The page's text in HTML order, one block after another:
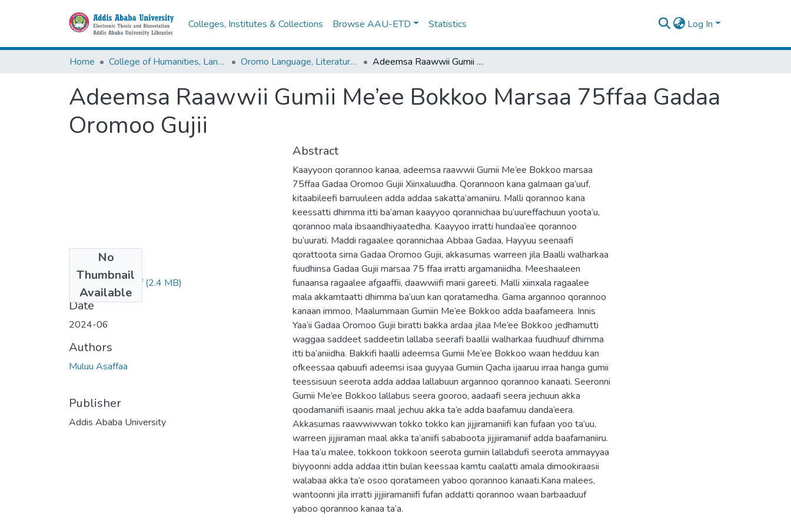
Colleges, Institutes & Collections Browse AAU-ETD Statistics Log In
Home College of Humanities, Language Studies, Journalism & Communication Oromo Language, Literature and Folklore Adeemsa Raawwii Gumii Me’ee Bokkoo Marsaa 75ffaa Gadaa Oromoo Gujii
Adeemsa Raawwii Gumii Me’ee Bokkoo Marsaa 75ffaa Gadaa
Oromoo Gujii
No
Thumbnail
Available
Muluu Asaffaa.pdf(2.4 MB)
Date
2024-06
Authors
Muluu Asaffaa
Publisher
Addis Ababa University
Abstract
Kaayyoon qorannoo kanaa, adeemsa raawwii Gumii Me’ee Bokkoo marsaa
75ffaa Gadaa Oromoo Gujii Xiinxaluudha. Qorannoon kana galmaan ga’uuf,
kitaabileefi barruuleen adda addaa sakatta’amaniiru. Malli qorannoo kana
keessatti dhimma itti ba’aman kaayyoo qorannichaa bu’uureffachuun yoota’u,
qorannoo mala ibsaandhiyaatedha. Kaayyoo irratti hundaa’ee qorannoo
bu’uurati. Maddi ragaalee qorannichaa Abbaa Gadaa, Hayyuu seenaafi
qorattoota sirna Gadaa Oromoo Gujii, akkasumas warreen jila Baalli walharkaa
fuudhinsa Gadaa Gujii marsaa 75 ffaa irratti argamaniidha. Meeshaaleen
funaansa ragaalee afgaaffii, daawwiifi marii gareeti. Malli xiinxala ragaalee
mala akkamtaatti dhimma ba’uun kan qoratamedha. Gama argannoo qorannoo
kanaan immoo, Maalummaan Gumiin Me’ee Bokkoo adda baafameera. Innis
Yaa’ii Gadaa Oromoo Gujii biratti bakka ardaa jilaa Me’ee Bokkoo jedhamutti
waggaa saddeet saddeetin lallaba seerafi baallii walharkaa fuudhuuf dhimma
itti ba’aniidha. Bakkifi haalli adeemsa Gumii Me’ee Bokkoo waan hedduu kan
ofkeessaa qabuufi adeemsi isaa guyyaa Gumiin Qacha ijaaruu irraa hanga gumii
teessisuun seerota adda addaa lallabuun argannoo qorannoo kanaati. Seeronni
Gumii Me’ee Bokkoo lallabus seera gooroo, aadaafi seera jechuun akka
qoodamaniifi isaanis maal jechuu akka ta’e adda baafamuu danda’eera.
Akkasumas raawwiwwan tokko tokko kan jijjiramaniifi kan fufaan yoo ta’uu,
warreen jijjiiraman maal akka ta’aniifi sababoota jijjiiramaniif adda baafamaniiru.
Haa ta’u malee, tokkoon tokkoon seerota gumiin lallabdufi seerota ammayyaa
biyyoonni adda addaa ittin bulan keessaa kamtu caalatti amala dimookiraasii
walabaa akka ta’e osoo qoratameen yaboo qorannoo kanaati.Kana malees,
wantoonni jila irratti jijjiiramaniifi fufan addatti qorannoo waan barbaaduuf
yaboo qorannoo kanaa ta’a.